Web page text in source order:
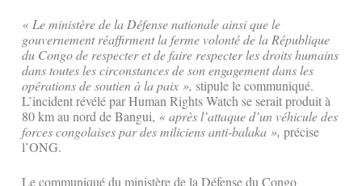
« Le ministère de la Défense nationale ainsi que le
gouvernement réaffirment la ferme volonté de la République
du Congo de respecter et de faire respecter les droits humains
dans toutes les circonstances de son engagement dans les
opérations de soutien à la paix », stipule le communiqué.
L’incident révélé par Human Rights Watch se serait produit à
80 km au nord de Bangui, « après l’attaque d’un véhicule des
forces congolaises par des miliciens anti-balaka », précise
l’ONG.
Le communiqué du ministère de la Défense du Congo